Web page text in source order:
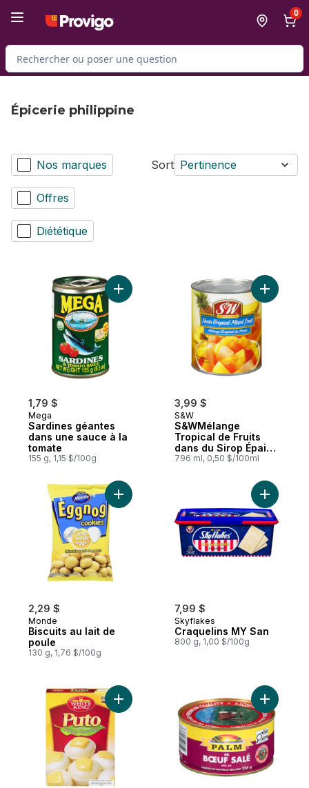
0
Rechercher des produits
Épicerie philippine
Nos marques
Offres
Diététique
Sort Pertinence
1,79 $
Mega
Sardines géantes
dans une sauce à la
tomate
155 g, 1,15 $/100g
Ajouter Sardines géantes dans une
3,99 $
S&W
S&WMélange
Tropical de Fruits
dans du Sirop Épais
796 ml
796 ml, 0,50 $/100ml
Ajouter
2,29 $
Monde
Biscuits au lait de
poule
130 g, 1,76 $/100g
Ajouter Biscuits au lait de poule au panier
7,99 $
Skyflakes
Craquelins MY San
800 g, 1,00 $/100g
Ajouter
Ajouter Mélange Puto White King au
Ajouter